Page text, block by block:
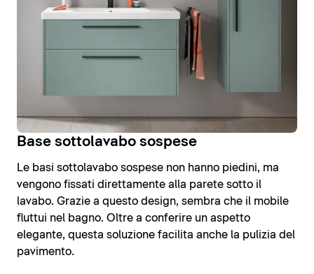
Base sottolavabo sospese
Le basi sottolavabo sospese non hanno piedini, ma
vengono fissati direttamente alla parete sotto il
lavabo. Grazie a questo design, sembra che il mobile
fluttui nel bagno. Oltre a conferire un aspetto
elegante, questa soluzione facilita anche la pulizia del
pavimento.